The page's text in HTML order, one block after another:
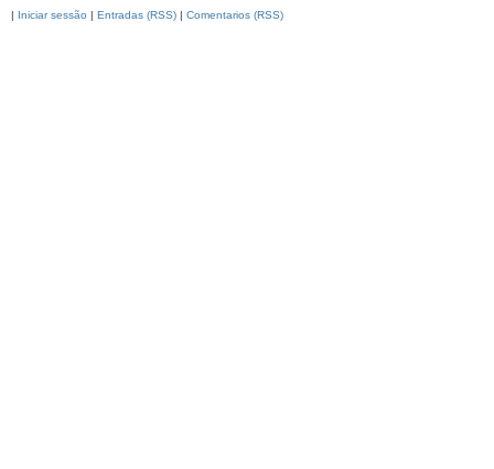
| Iniciar sessão | Entradas (RSS) | Comentarios (RSS)